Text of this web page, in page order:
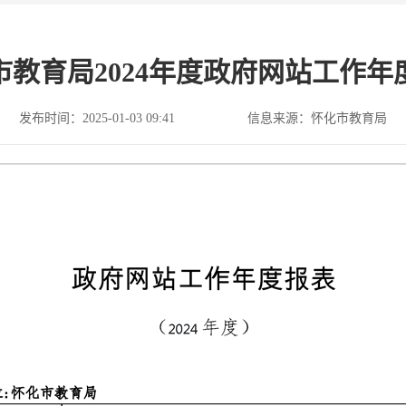
教育局2024年度政府网站工作年
发布时间：2025-01-03 09:41 信息来源：怀化市教育局